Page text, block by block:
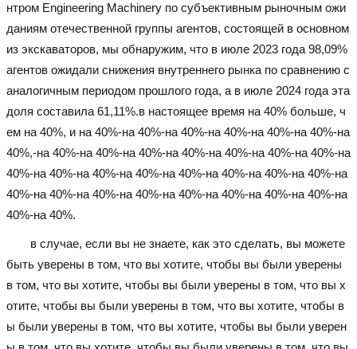
нтром Engineering Machinery по субъективным рыночным ожи
даниям отечественной группы агентов, состоящей в основном
из экскаваторов, мы обнаружим, что в июле 2023 года 98,09%
агентов ожидали снижения внутреннего рынка по сравнению с
аналогичным периодом прошлого года, а в июле 2024 года эта
доля составила 61,11%.в настоящее время на 40% больше, ч
ем на 40%, и на 40%-на 40%-на 40%-на 40%-на 40%-на 40%-на
40%,-на 40%-на 40%-на 40%-на 40%-на 40%-на 40%-на 40%-на
40%-на 40%-на 40%-на 40%-на 40%-на 40%-на 40%-на 40%-на
40%-на 40%-на 40%-на 40%-на 40%-на 40%-на 40%-на 40%-на
40%-на 40%.
в случае, если вы не знаете, как это сделать, вы можете
быть уверены в том, что вы хотите, чтобы вы были уверены
в том, что вы хотите, чтобы вы были уверены в том, что вы х
отите, чтобы вы были уверены в том, что вы хотите, чтобы в
ы были уверены в том, что вы хотите, чтобы вы были уверен